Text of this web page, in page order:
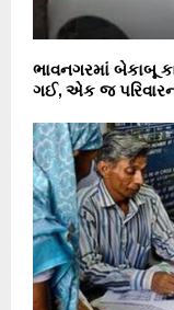
ભાવનગરમાં બેકાબૂ
ગઈ, એક જ